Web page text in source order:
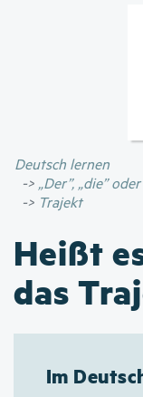
Deutsch lernen
„Der”, „die”
Trajekt
Heißt
das
Im